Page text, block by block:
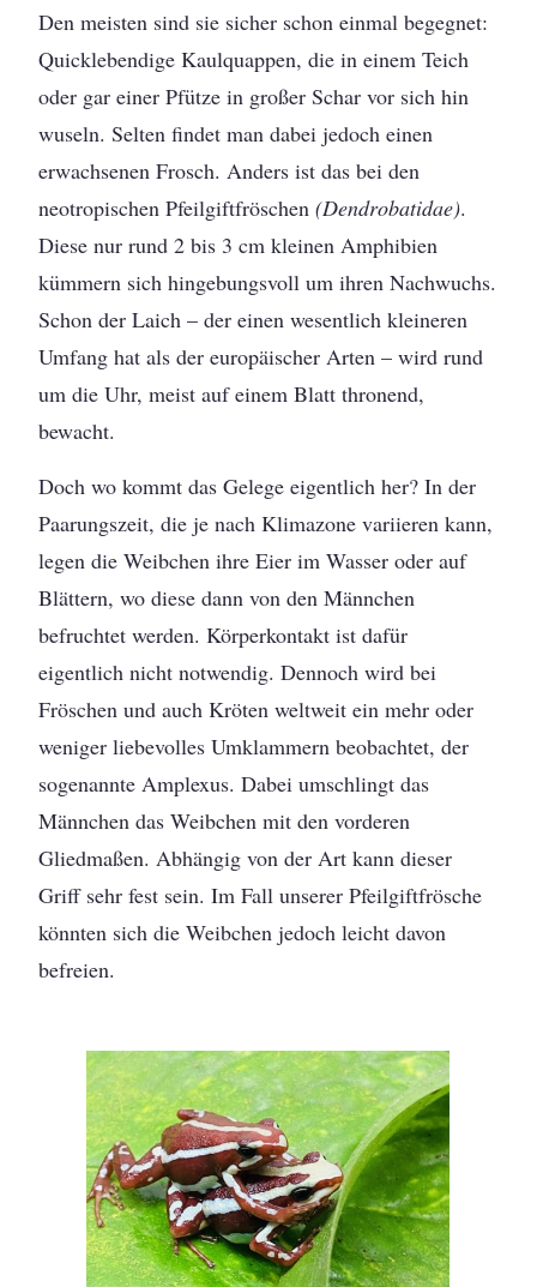
Den meisten sind sie sicher schon einmal begegnet:
Quicklebendige Kaulquappen, die in einem Teich
oder gar einer Pfütze in großer Schar vor sich hin
wuseln. Selten findet man dabei jedoch einen
erwachsenen Frosch. Anders ist das bei den
neotropischen Pfeilgiftfröschen(Dendrobatidae).
Diese nur rund 2 bis 3 cm kleinen Amphibien
kümmern sich hingebungsvoll um ihren Nachwuchs.
Schon der Laich – der einen wesentlich kleineren
Umfang hat als der europäischer Arten – wird rund
um die Uhr, meist auf einem Blatt thronend,
bewacht.
Doch wo kommt das Gelege eigentlich her? In der
Paarungszeit, die je nach Klimazone variieren kann,
legen die Weibchen ihre Eier im Wasser oder auf
Blättern, wo diese dann von den Männchen
befruchtet werden. Körperkontakt ist dafür
eigentlich nicht notwendig. Dennoch wird bei
Fröschen und auch Kröten weltweit ein mehr oder
weniger liebevolles Umklammern beobachtet, der
sogenannte Amplexus. Dabei umschlingt das
Männchen das Weibchen mit den vorderen
Gliedmaßen. Abhängig von der Art kann dieser
Griff sehr fest sein. Im Fall unserer Pfeilgiftfrösche
könnten sich die Weibchen jedoch leicht davon
befreien.